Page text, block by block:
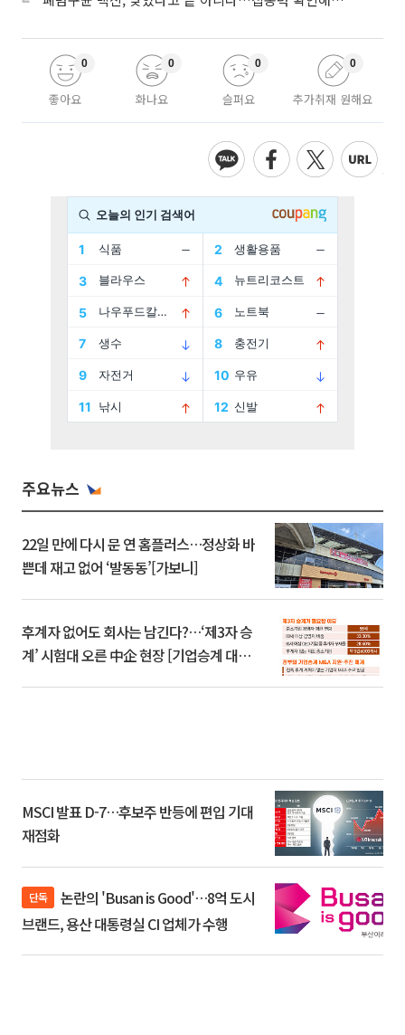
좋아요
0
화나요
0
슬퍼요
0
추가취재 원해요
0
주요뉴스
22일 만에 다시 문 연 홈플러스…정상화 바
쁜데 재고 없어 ‘발동동’[가보니]
후계자 없어도 회사는 남긴다?…‘제3자 승
계’ 시험대 오른 中企 현장 [기업승계 대전
MSCI 발표 D-7…후보주 반등에 편입 기대
재점화
단독
브랜드, 용산 대통령실 CI 업체가 수행